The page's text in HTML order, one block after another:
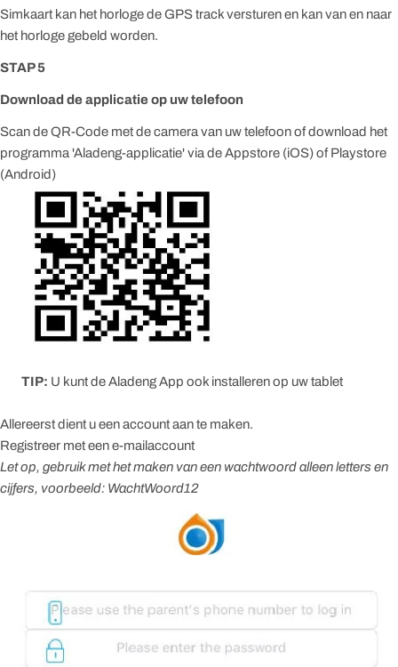
Simkaart kan het horloge de GPS track versturen en kan van en naar
het horloge gebeld worden.
STAP 5
Download de applicatie op uw telefoon
Scan de QR-Code met de camera van uw telefoon of download het
programma 'Aladeng-applicatie' via de Appstore (iOS) of Playstore
(Android)
TIP: U kunt de Aladeng App ook installeren op uw tablet
Allereerst dient u een account aan te maken.
Registreer met een e-mailaccount
Let op, gebruik met het maken van een wachtwoord alleen letters en
cijfers, voorbeeld: WachtWoord12